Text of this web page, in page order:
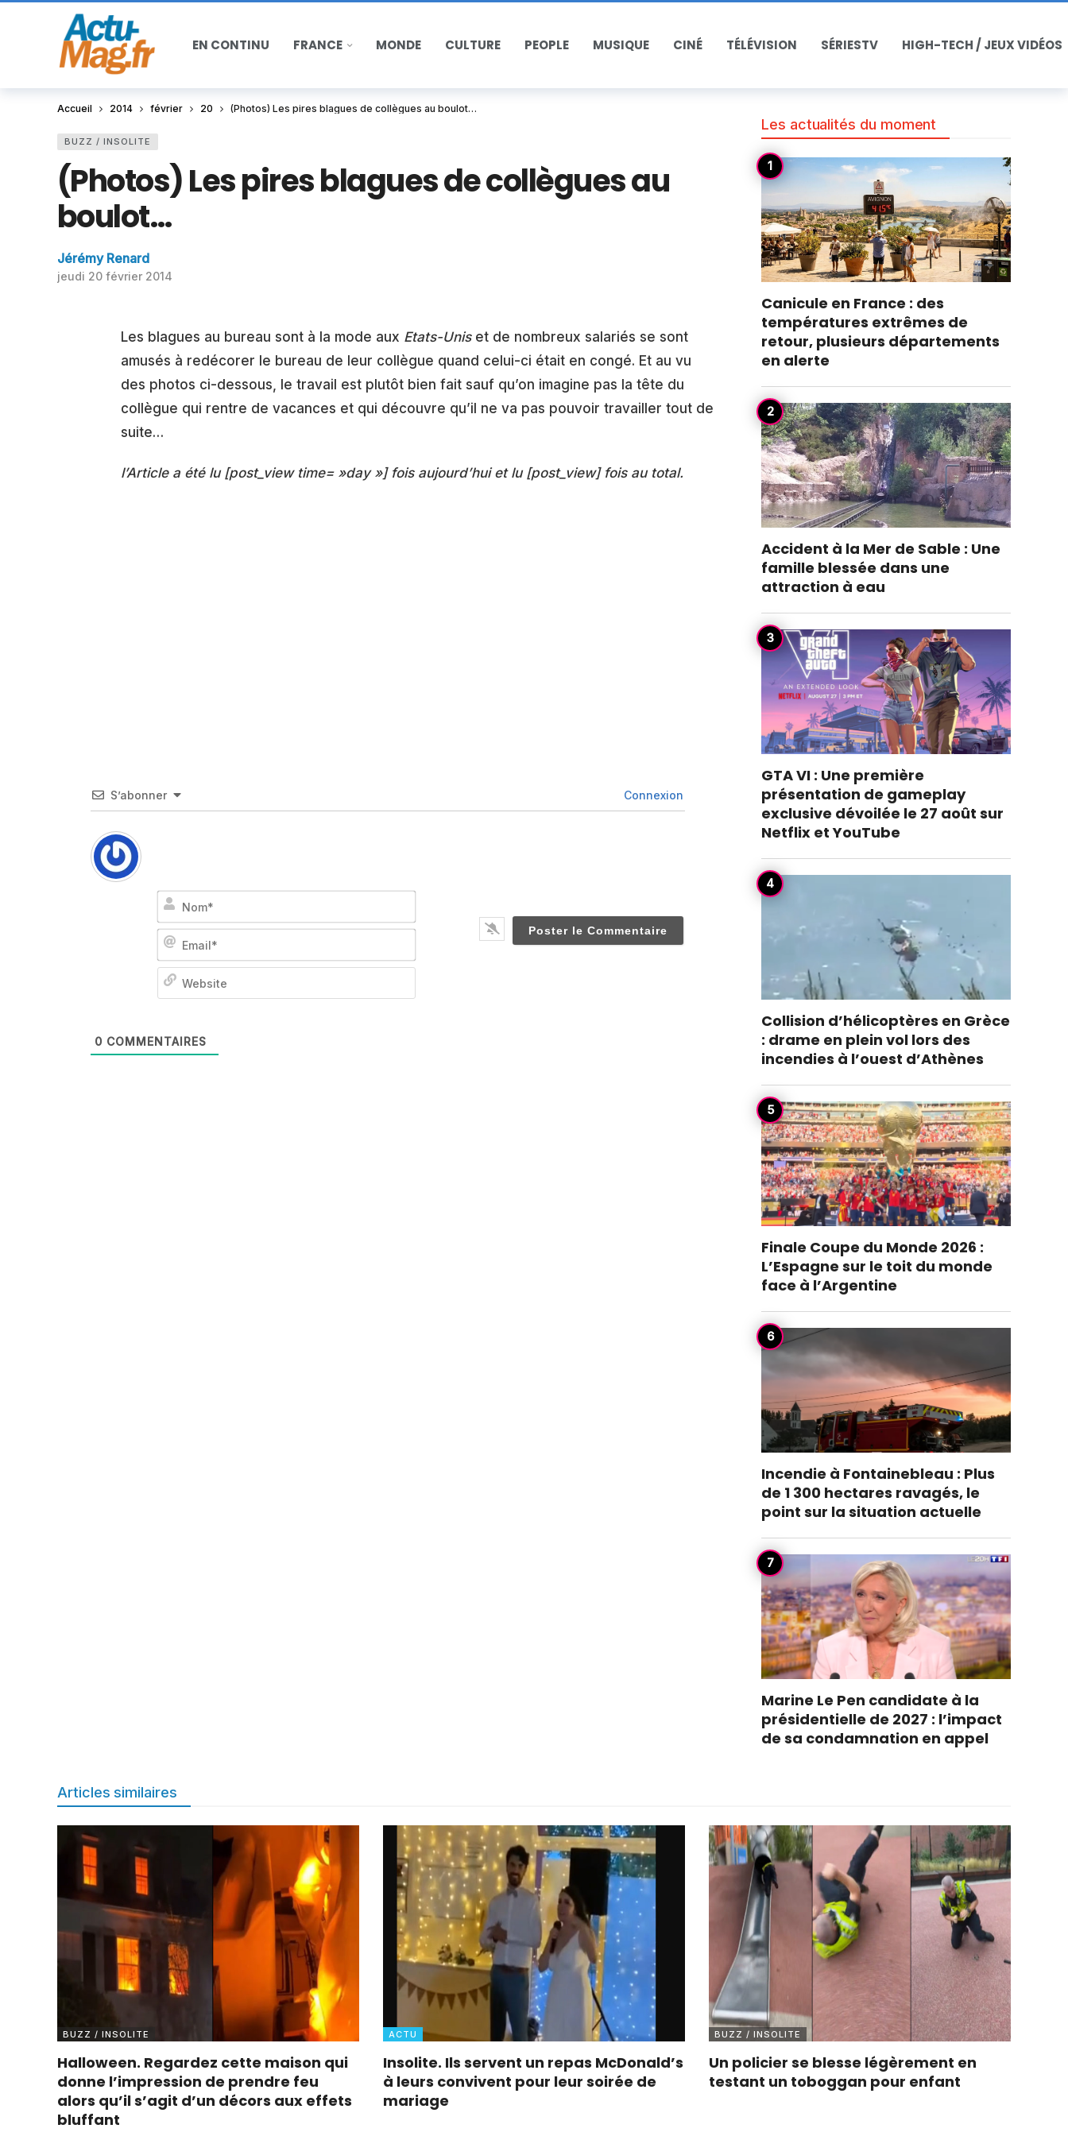
EN CONTINU FRANCE MONDE CULTURE PEOPLE MUSIQUE CINÉ TÉLÉVISION SÉRIESTV HIGH-TECH / JEUX VIDÉOS
Accueil 2014 février 20 (Photos) Les pires blagues de collègues au boulot…
BUZZ / INSOLITE
(Photos) Les pires blagues de collègues au
boulot…
Jérémy Renard
jeudi 20 février 2014
Les blagues au bureau sont à la mode aux Etats-Uniset de nombreux salariés se sont
amusés à redécorer le bureau de leur collègue quand celui-ci était en congé. Et au vu
des photos ci-dessous, le travail est plutôt bien fait sauf qu’on imagine pas la tête du
collègue qui rentre de vacances et qui découvre qu’il ne va pas pouvoir travailler tout de
suite…
l’Article a été lu [post_view time= »day »] fois aujourd’hui et lu [post_view] fois au total.
S’abonner Connexion
Nom*
Email*
Website
0 COMMENTAIRES
Les actualités du moment
Canicule en France : des
températures extrêmes de
retour, plusieurs départements
en alerte
Accident à la Mer de Sable : Une
famille blessée dans une
attraction à eau
GTA VI : Une première
présentation de gameplay
exclusive dévoilée le 27 août sur
Netflix et YouTube
Collision d’hélicoptères en Grèce
: drame en plein vol lors des
incendies à l’ouest d’Athènes
Finale Coupe du Monde 2026 :
L’Espagne sur le toit du monde
face à l’Argentine
Incendie à Fontainebleau : Plus
de 1 300 hectares ravagés, le
point sur la situation actuelle
Marine Le Pen candidate à la
présidentielle de 2027 : l’impact
de sa condamnation en appel
Articles similaires
BUZZ / INSOLITE
Halloween. Regardez cette maison qui
donne l’impression de prendre feu
alors qu’il s’agit d’un décors aux effets
bluffant
ACTU
Insolite. Ils servent un repas McDonald’s
à leurs convivent pour leur soirée de
mariage
BUZZ / INSOLITE
Un policier se blesse légèrement en
testant un toboggan pour enfant